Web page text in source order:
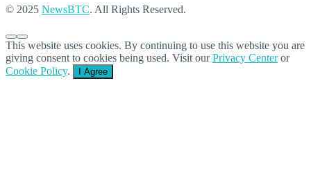
© 2025 NewsBTC. All Rights Reserved.
This website uses cookies. By continuing to use this website you are
giving consent to cookies being used. Visit ourPrivacy Centeror
Cookie Policy. I Agree